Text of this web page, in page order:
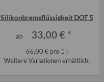
Silikonbremsflüssigkeit DOT 5
ab 33,00 € *
66,00 € pro 1 l
Weitere Variationen erhältlich.